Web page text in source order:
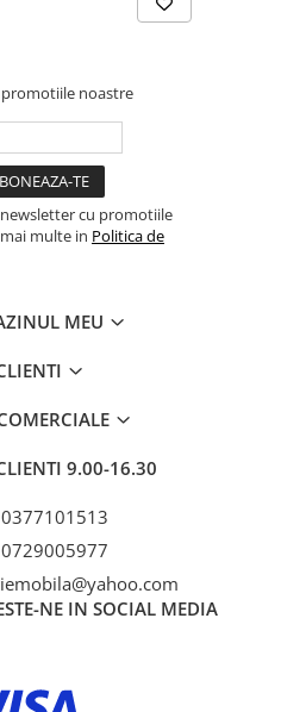
noastre
cu promotiile
multe in Politica de
MEU
9.00-16.30
0377101513
0729005977
NE IN SOCIAL MEDIA